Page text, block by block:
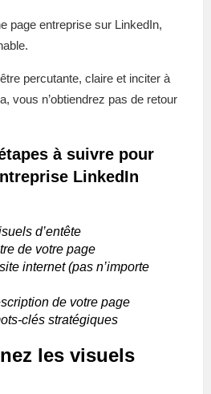
page entreprise sur LinkedIn,
percutante, claire et inciter à
vous n’obtiendrez pas de retour
à suivre pour
LinkedIn
d’entête
de votre page
internet (pas n’importe
de votre page
clés stratégiques
les visuels